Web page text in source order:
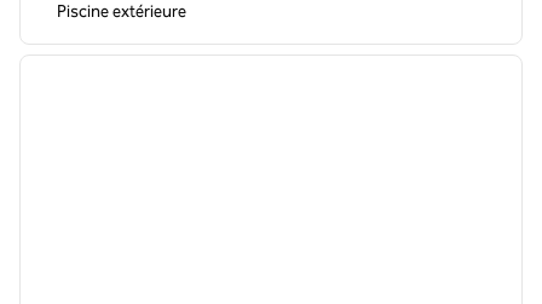
Piscine extérieure
1 sur 12